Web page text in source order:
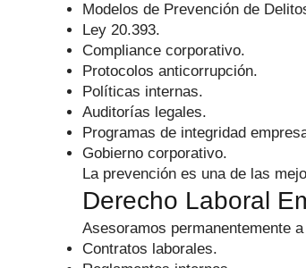
Modelos de Prevención de
Ley 20.393.
Compliance corporativo.
Protocolos anticorrupción.
Políticas internas.
Auditorías legales.
Programas de integridad
Gobierno corporativo.
La prevención es una de las
Derecho Laboral
Asesoramos permanentemente
Contratos laborales.